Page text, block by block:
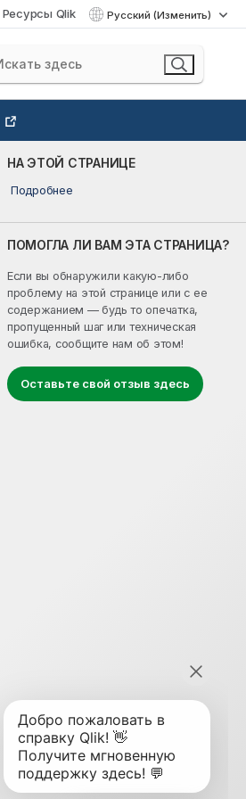
Ресурсы Qlik Русский (Изменить)
НА ЭТОЙ СТРАНИЦЕ
Подробнее
ПОМОГЛА ЛИ ВАМ ЭТА СТРАНИЦА?
Если вы обнаружили какую-либо
проблему на этой странице или с ее
содержанием — будь то опечатка,
пропущенный шаг или техническая
ошибка, сообщите нам об этом!
Оставьте свой отзыв здесь